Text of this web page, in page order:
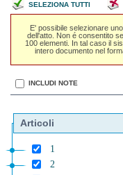
SELEZIONA TUTTI
E' possibile selezionare
dell'atto. Non é consentito
100 elementi. In tal caso il
intero documento nel
INCLUDI NOTE
Articoli
1
2